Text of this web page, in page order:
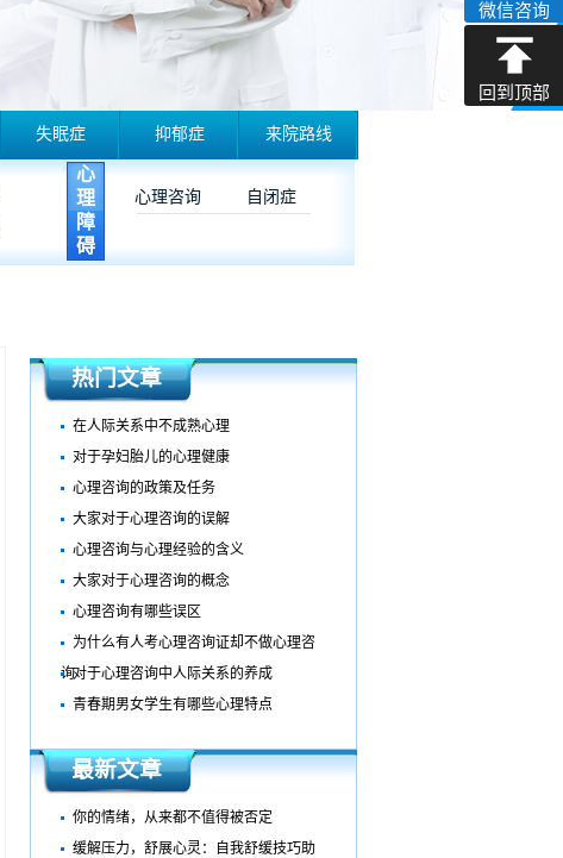
失眠症 抑郁症 来院路线
心
理
障
碍
心理咨询 自闭症
热门文章
在人际关系中不成熟心理
对于孕妇胎儿的心理健康
心理咨询的政策及任务
大家对于心理咨询的误解
心理咨询与心理经验的含义
大家对于心理咨询的概念
心理咨询有哪些误区
为什么有人考心理咨询证却不做心理咨
询对于心理咨询中人际关系的养成
青春期男女学生有哪些心理特点
最新文章
你的情绪，从来都不值得被否定
缓解压力，舒展心灵：自我舒缓技巧助
微信咨询
回到顶部